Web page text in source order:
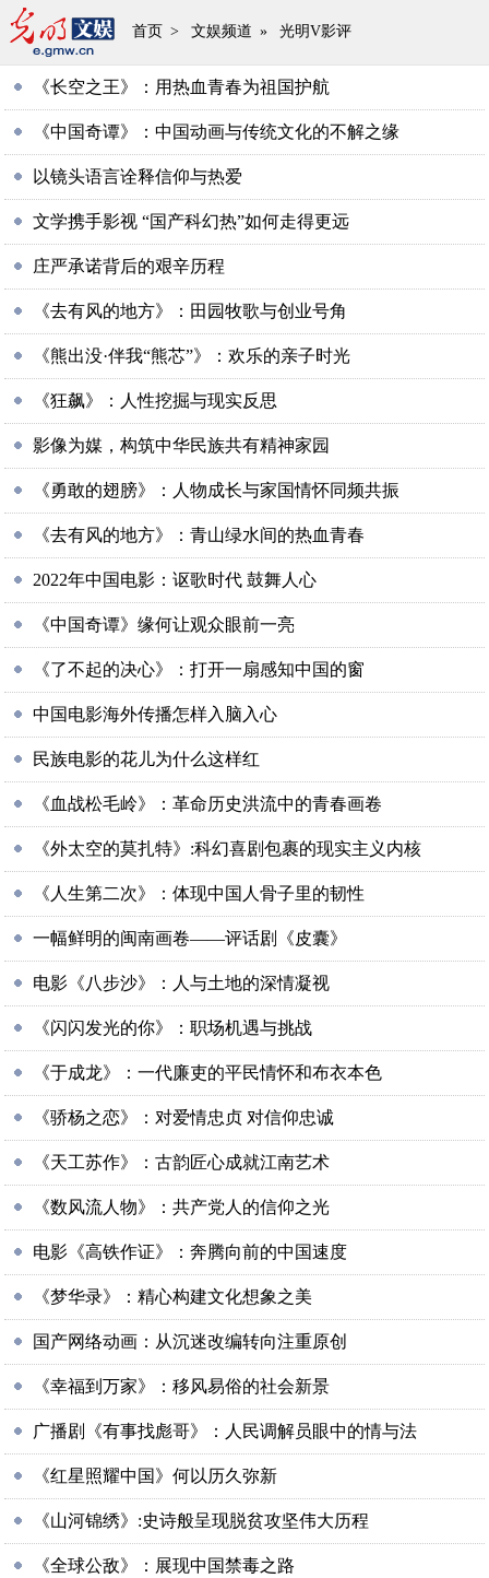
首页 > 文娱频道 » 光明V影评
《长空之王》：用热血青春为祖国护航
《中国奇谭》：中国动画与传统文化的不解之缘
以镜头语言诠释信仰与热爱
文学携手影视 “国产科幻热”如何走得更远
庄严承诺背后的艰辛历程
《去有风的地方》：田园牧歌与创业号角
《熊出没·伴我“熊芯”》：欢乐的亲子时光
《狂飙》：人性挖掘与现实反思
影像为媒，构筑中华民族共有精神家园
《勇敢的翅膀》：人物成长与家国情怀同频共振
《去有风的地方》：青山绿水间的热血青春
2022年中国电影：讴歌时代 鼓舞人心
《中国奇谭》缘何让观众眼前一亮
《了不起的决心》：打开一扇感知中国的窗
中国电影海外传播怎样入脑入心
民族电影的花儿为什么这样红
《血战松毛岭》：革命历史洪流中的青春画卷
《外太空的莫扎特》:科幻喜剧包裹的现实主义内核
《人生第二次》：体现中国人骨子里的韧性
一幅鲜明的闽南画卷——评话剧《皮囊》
电影《八步沙》：人与土地的深情凝视
《闪闪发光的你》：职场机遇与挑战
《于成龙》：一代廉吏的平民情怀和布衣本色
《骄杨之恋》：对爱情忠贞 对信仰忠诚
《天工苏作》：古韵匠心成就江南艺术
《数风流人物》：共产党人的信仰之光
电影《高铁作证》：奔腾向前的中国速度
《梦华录》：精心构建文化想象之美
国产网络动画：从沉迷改编转向注重原创
《幸福到万家》：移风易俗的社会新景
广播剧《有事找彪哥》：人民调解员眼中的情与法
《红星照耀中国》何以历久弥新
《山河锦绣》:史诗般呈现脱贫攻坚伟大历程
《全球公敌》：展现中国禁毒之路